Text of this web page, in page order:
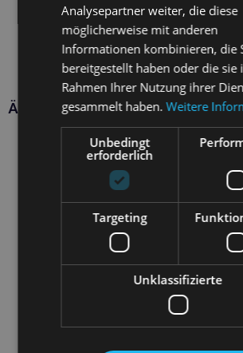
Ähnliche Produkte
Analysepartner weiter, die diese
möglicherweise mit anderen
Informationen kombinieren, die
bereitgestellt haben oder die sie
Rahmen Ihrer Nutzung ihrer
gesammelt haben.Weitere
Unbedingt
erforderlich
Targeting
Unklassifizierte